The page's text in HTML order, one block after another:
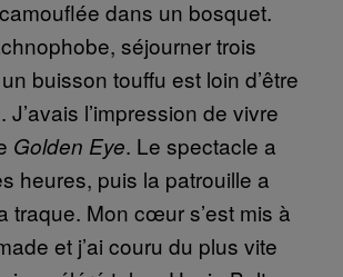
dans un bosquet.
séjourner trois
buisson touffu est loin d’être
l’impression de vivre
Golden Eye. Le spectacle a
heures, puis la patrouille a
traque. Mon cœur s’est mis à
et j’ai couru du plus vite